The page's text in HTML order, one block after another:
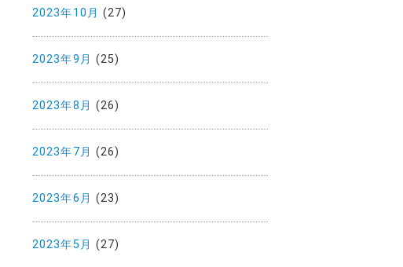
2023年10月 (27)
2023年9月 (25)
2023年8月 (26)
2023年7月 (26)
2023年6月 (23)
2023年5月 (27)